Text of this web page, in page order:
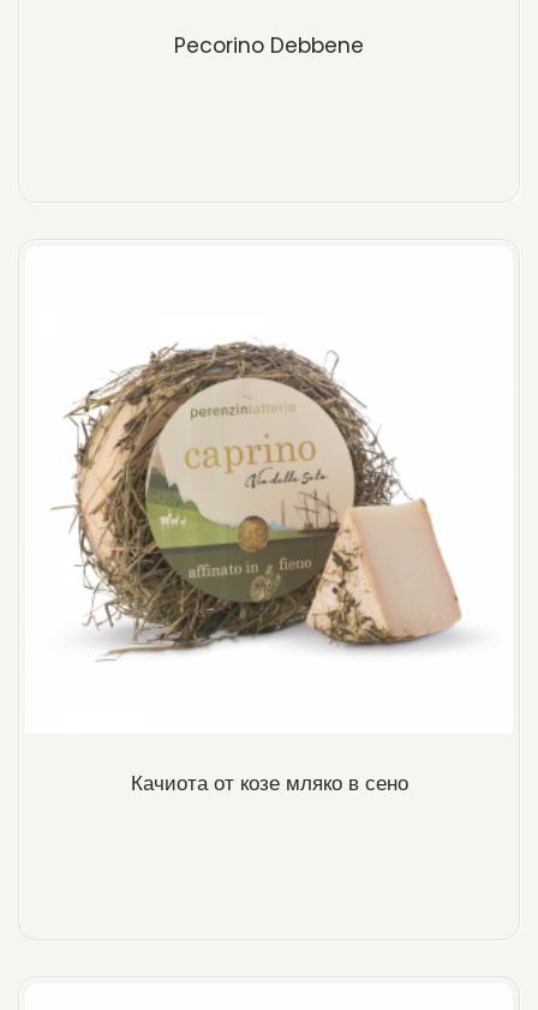
Pecorino Debbene
Качиота от козе мляко в сено